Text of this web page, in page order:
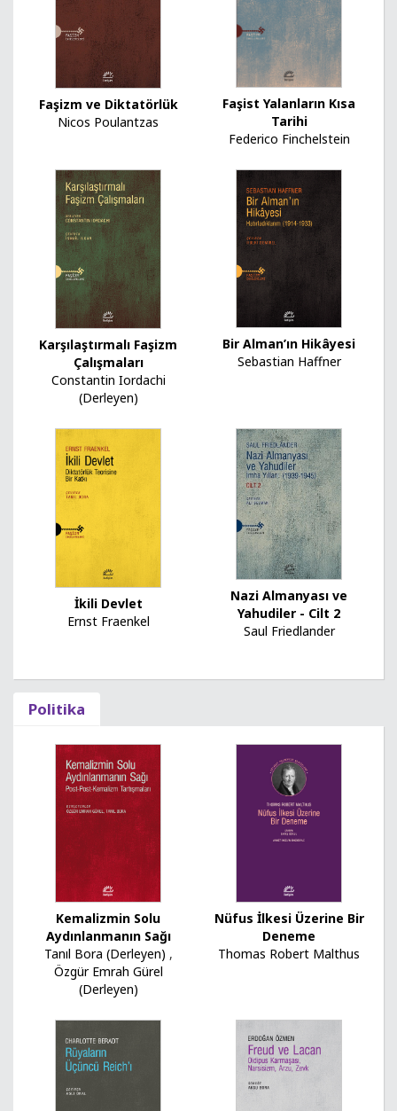
Faşizm ve Diktatörlük
Nicos Poulantzas
Faşist Yalanların Kısa
Tarihi
Federico Finchelstein
Karşılaştırmalı Faşizm
Çalışmaları
Constantin Iordachi
(Derleyen)
Bir Alman’ın Hikâyesi
Sebastian Haffner
İkili Devlet
Ernst Fraenkel
Nazi Almanyası ve
Yahudiler - Cilt 2
Saul Friedlander
Politika
Kemalizmin Solu
Aydınlanmanın Sağı
Tanıl Bora (Derleyen) ,
Özgür Emrah Gürel
(Derleyen)
Nüfus İlkesi Üzerine Bir
Deneme
Thomas Robert Malthus